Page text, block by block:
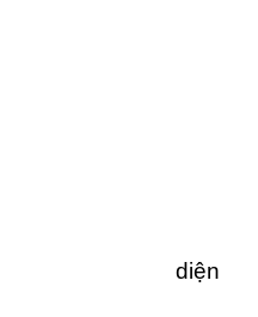
diện